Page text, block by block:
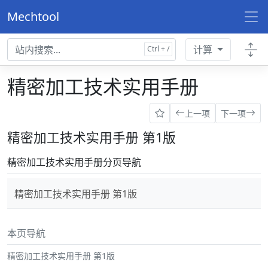
Mechtool
计算
精密加工技术实用手册
上一项 下一项
精密加工技术实用手册 第1版
精密加工技术实用手册分页导航
精密加工技术实用手册 第1版
本页导航
精密加工技术实用手册 第1版